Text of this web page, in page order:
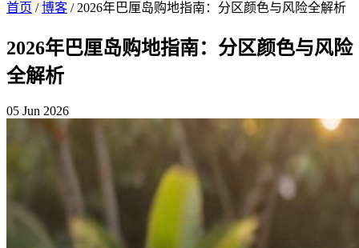
首页 /博客 / 2026年巴厘岛购地指南：分区颜色与风险全解析
2026年巴厘岛购地指南：分区颜色与风险
全解析
05 Jun 2026